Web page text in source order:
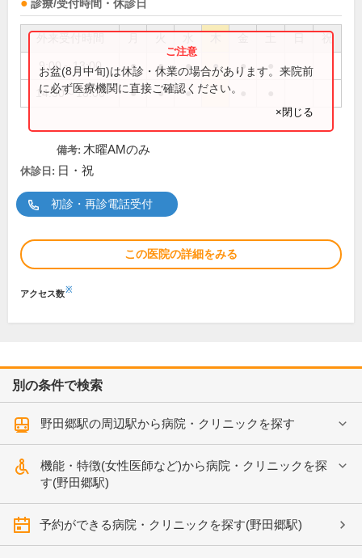
診療/受付時間・休診日
祝
9:00～13:00 ● ● ● ● ●
14:30～18:00 ● ● ●
お盆(8月中旬)は休診・休業の場合があります。来院前
に必ず医療機関に直接ご確認ください。
×閉じる
備考: 木曜AMのみ
休診日: 日・祝
初診・再診電話受付
この医院の詳細をみる
アクセス数※
別の条件で検索
野田郷駅の周辺駅から病院・クリニックを探す
機能・特徴(女性医師など)から病院・クリニックを探
す(野田郷駅)
予約ができる病院・クリニックを探す(野田郷駅)